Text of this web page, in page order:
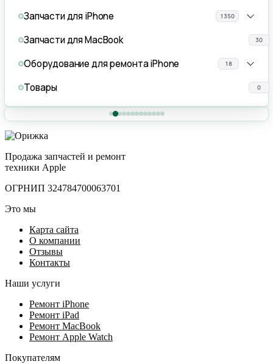
Запчасти для iPhone 1350
Запчасти для MacBook 30
Оборудование для ремонта iPhone 18
Товары 0
Продажа запчастей и ремонт
техники Apple
ОГРНИП 324784700063701
Это мы
Карта сайта
О компании
Отзывы
Контакты
Наши услуги
Ремонт iPhone
Ремонт iPad
Ремонт MacBook
Ремонт Apple Watch
Покупателям